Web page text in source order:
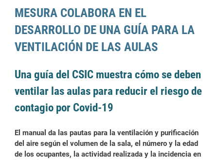
MESURA COLABORA EN EL
DESARROLLO DE UNA GUÍA PARA LA
VENTILACIÓN DE LAS AULAS
Una guía del CSIC muestra cómo se deben
ventilar las aulas para reducir el riesgo de
contagio por Covid-19
El manual da las pautas para la ventilación y purificación
del aire según el volumen de la sala, el número y la edad
de los ocupantes, la actividad realizada y la incidencia en